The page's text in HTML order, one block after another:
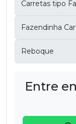
Carretas tipo
Fazendinha
Reboque
Entre